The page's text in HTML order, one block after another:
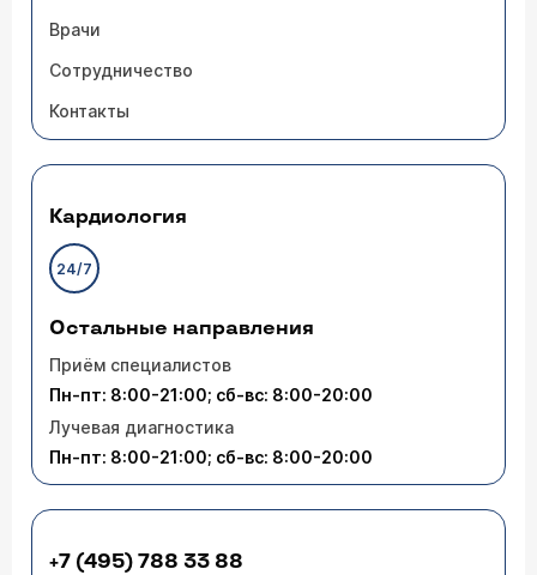
Врачи
Сотрудничество
Контакты
Кардиология
24/7
Остальные направления
Приём специалистов
Пн-пт: 8:00-21:00; сб-вс: 8:00-20:00
Лучевая диагностика
Пн-пт: 8:00-21:00; сб-вс: 8:00-20:00
+7 (495) 788 33 88